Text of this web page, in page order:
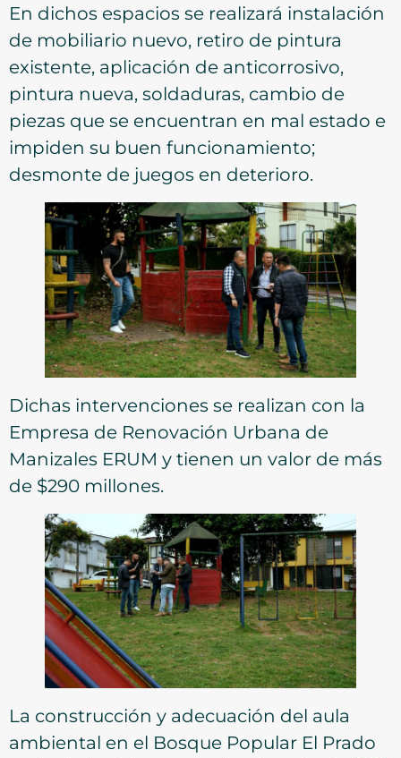
En dichos espacios se realizará instalación
de mobiliario nuevo, retiro de pintura
existente, aplicación de anticorrosivo,
pintura nueva, soldaduras, cambio de
piezas que se encuentran en mal estado e
impiden su buen funcionamiento;
desmonte de juegos en deterioro.
Dichas intervenciones se realizan con la
Empresa de Renovación Urbana de
Manizales ERUM y tienen un valor de más
de $290 millones.
La construcción y adecuación del aula
ambiental en el Bosque Popular El Prado